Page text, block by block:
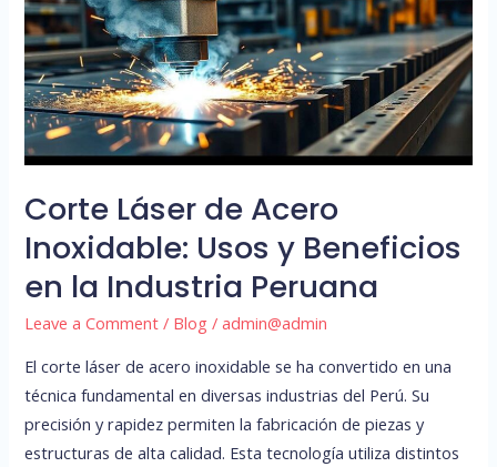
Corte Láser de Acero
Inoxidable: Usos y Beneficios
en la Industria Peruana
Leave a Comment / Blog /admin@admin
El corte láser de acero inoxidable se ha convertido en una
técnica fundamental en diversas industrias del Perú. Su
precisión y rapidez permiten la fabricación de piezas y
estructuras de alta calidad. Esta tecnología utiliza distintos
de
Acero
Inoxidable:
Usos
y
Beneficios
la
Industria
Peruana